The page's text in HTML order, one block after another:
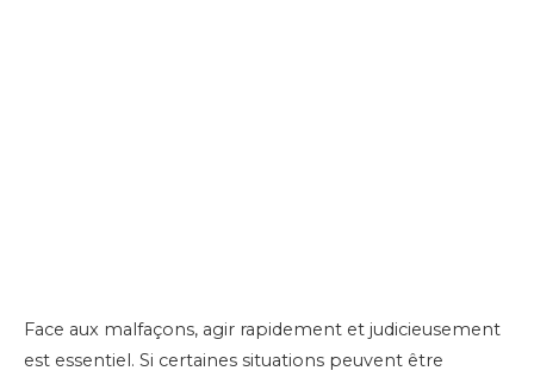
Face aux malfaçons, agir rapidement et judicieusement
est essentiel. Si certaines situations peuvent être